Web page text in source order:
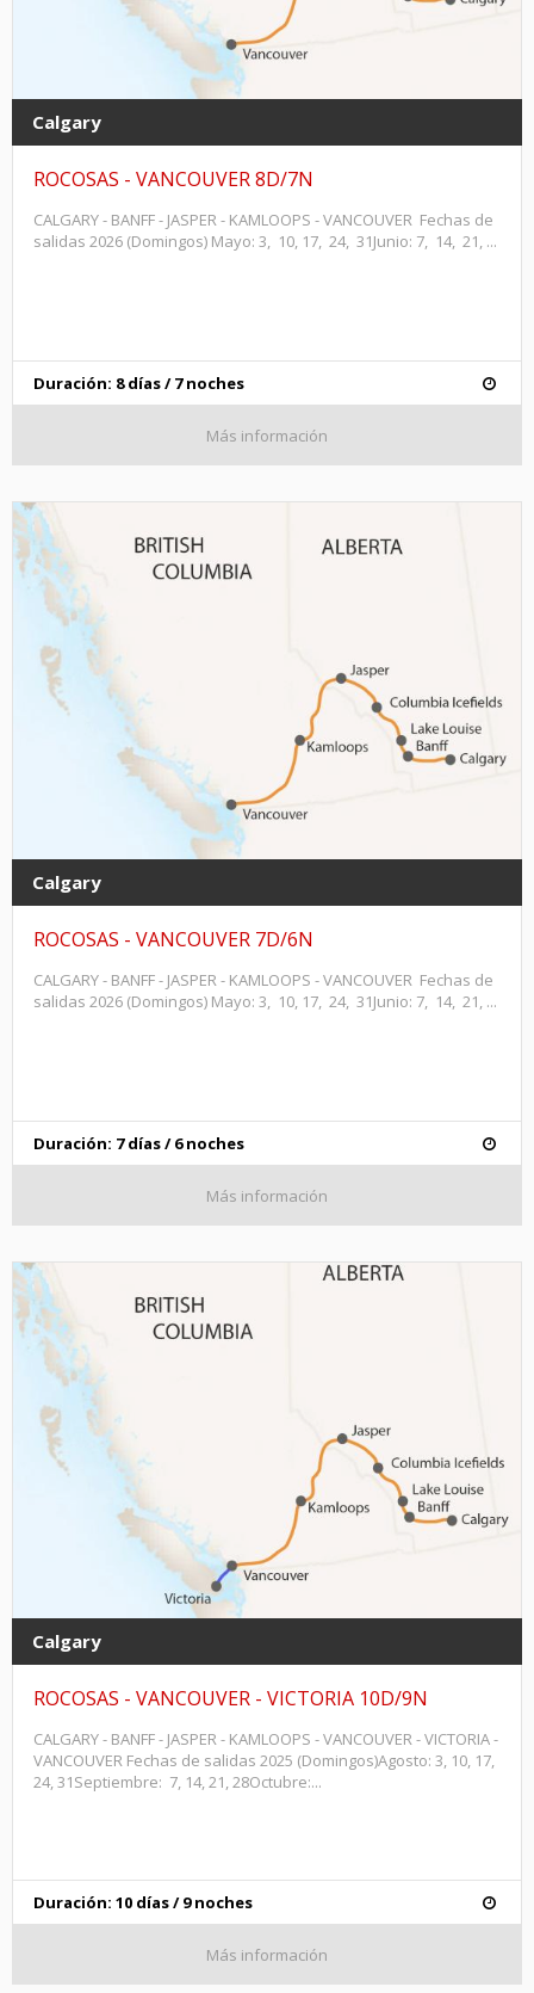
Calgary
ROCOSAS - VANCOUVER 8D/7N
CALGARY - BANFF - JASPER - KAMLOOPS - VANCOUVER Fechas de
salidas 2026 (Domingos) Mayo: 3, 10, 17, 24, 31Junio: 7, 14, 21, ...
Duración: 8 días / 7 noches
Más información
Calgary
ROCOSAS - VANCOUVER 7D/6N
CALGARY - BANFF - JASPER - KAMLOOPS - VANCOUVER Fechas de
salidas 2026 (Domingos) Mayo: 3, 10, 17, 24, 31Junio: 7, 14, 21, ...
Duración: 7 días / 6 noches
Más información
Calgary
ROCOSAS - VANCOUVER - VICTORIA 10D/9N
CALGARY - BANFF - JASPER - KAMLOOPS - VANCOUVER - VICTORIA -
VANCOUVER Fechas de salidas 2025 (Domingos)Agosto: 3, 10, 17,
24, 31Septiembre: 7, 14, 21, 28Octubre:...
Duración: 10 días / 9 noches
Más información